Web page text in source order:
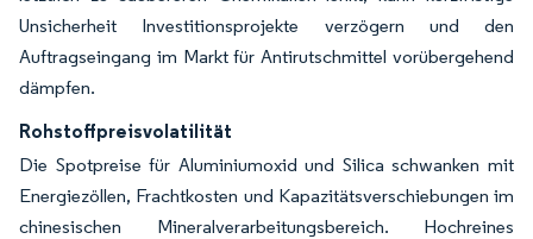
Unsicherheit Investitionsprojekte verzögern und den
Auftragseingang im Markt für Antirutschmittel vorübergehend
dämpfen.
Rohstoffpreisvolatilität
Die Spotpreise für Aluminiumoxid und Silica schwanken mit
Energiezöllen, Frachtkosten und Kapazitätsverschiebungen im
chinesischen Mineralverarbeitungsbereich. Hochreines